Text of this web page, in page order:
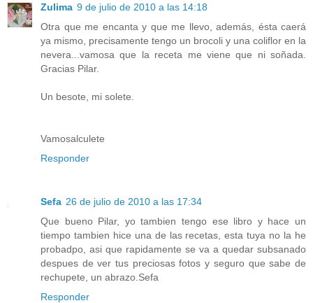
Zulima 9 de julio de 2010 a las 14:18
Otra que me encanta y que me llevo, además, ésta caerá
ya mismo, precisamente tengo un brocoli y una coliflor en la
nevera...vamosa que la receta me viene que ni soñada.
Gracias Pilar.
Un besote, mi solete.
Vamosalculete
Responder
Sefa 26 de julio de 2010 a las 17:34
Que bueno Pilar, yo tambien tengo ese libro y hace un
tiempo tambien hice una de las recetas, esta tuya no la he
probadpo, asi que rapidamente se va a quedar subsanado
despues de ver tus preciosas fotos y seguro que sabe de
rechupete, un abrazo.Sefa
Responder